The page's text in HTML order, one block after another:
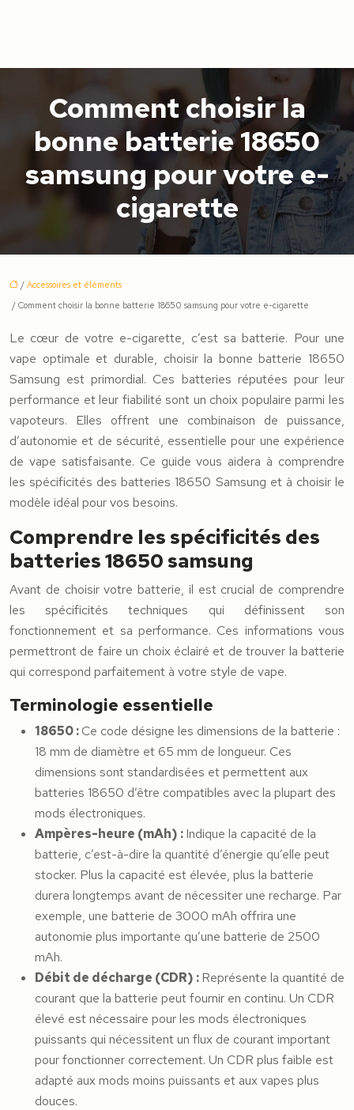
Comment choisir la
bonne batterie 18650
samsung pour votre e-
cigarette
/ Accessoires et éléments
/ Comment choisir la bonne batterie 18650 samsung pour votre e-cigarette
Le cœur de votre e-cigarette, c’est sa batterie. Pour une
vape optimale et durable, choisir la bonne batterie 18650
Samsung est primordial. Ces batteries réputées pour leur
performance et leur fiabilité sont un choix populaire parmi les
vapoteurs. Elles offrent une combinaison de puissance,
d’autonomie et de sécurité, essentielle pour une expérience
de vape satisfaisante. Ce guide vous aidera à comprendre
les spécificités des batteries 18650 Samsung et à choisir le
modèle idéal pour vos besoins.
Comprendre les spécificités des
batteries 18650 samsung
Avant de choisir votre batterie, il est crucial de comprendre
les spécificités techniques qui définissent son
fonctionnement et sa performance. Ces informations vous
permettront de faire un choix éclairé et de trouver la batterie
qui correspond parfaitement à votre style de vape.
Terminologie essentielle
18650 :Ce code désigne les dimensions de la batterie :
18 mm de diamètre et 65 mm de longueur. Ces
dimensions sont standardisées et permettent aux
batteries 18650 d’être compatibles avec la plupart des
mods électroniques.
Ampères-heure (mAh) :Indique la capacité de la
batterie, c’est-à-dire la quantité d’énergie qu’elle peut
stocker. Plus la capacité est élevée, plus la batterie
durera longtemps avant de nécessiter une recharge. Par
exemple, une batterie de 3000 mAh offrira une
autonomie plus importante qu’une batterie de 2500
mAh.
Débit de décharge (CDR) :Représente la quantité de
courant que la batterie peut fournir en continu. Un CDR
élevé est nécessaire pour les mods électroniques
puissants qui nécessitent un flux de courant important
pour fonctionner correctement. Un CDR plus faible est
adapté aux mods moins puissants et aux vapes plus
douces.